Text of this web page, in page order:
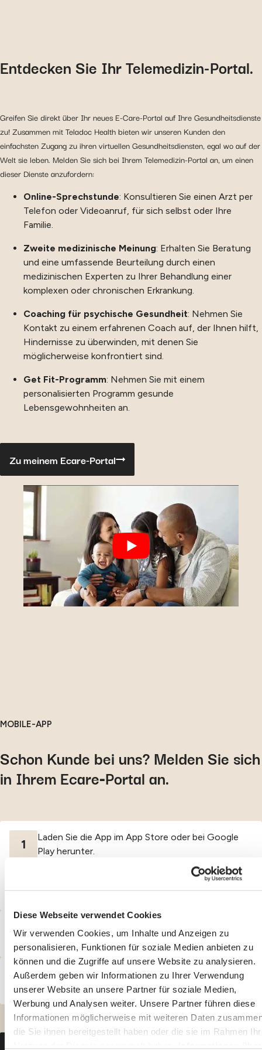
Diese Webseite verwendet Cookies
Wir verwenden Cookies, um Inhalte und Anzeigen zu
personalisieren, Funktionen für soziale Medien anbieten zu
können und die Zugriffe auf unsere Website zu analysieren.
Außerdem geben wir Informationen zu Ihrer Verwendung
unserer Website an unsere Partner für soziale Medien,
Werbung und Analysen weiter. Unsere Partner führen diese
Informationen möglicherweise mit weiteren Daten
die Sie ihnen bereitgestellt haben oder die sie im Rahmen
Entdecken Sie Ihr Telemedizin-Portal.
Greifen Sie direkt über Ihr neues E-Care-Portal auf Ihre Gesundheitsdienste
zu! Zusammen mit Teladoc Health bieten wir unseren Kunden den
einfachsten Zugang zu ihren virtuellen Gesundheitsdiensten, egal wo auf der
Welt sie leben. Melden Sie sich bei Ihrem Telemedizin-Portal an, um einen
dieser Dienste anzufordern:
Online-Sprechstunde: Konsultieren Sie einen Arzt per
Telefon oder Videoanruf, für sich selbst oder Ihre
Familie.
Zweite medizinische Meinung: Erhalten Sie Beratung
und eine umfassende Beurteilung durch einen
medizinischen Experten zu Ihrer Behandlung einer
komplexen oder chronischen Erkrankung.
Coaching für psychische Gesundheit: Nehmen Sie
Kontakt zu einem erfahrenen Coach auf, der Ihnen hilft,
Hindernisse zu überwinden, mit denen Sie
möglicherweise konfrontiert sind.
Get Fit-Programm: Nehmen Sie mit einem
personalisierten Programm gesunde
Lebensgewohnheiten an.
Zu meinem Ecare-Portal
MOBILE-APP
Schon Kunde bei uns? Melden Sie sich
in Ihrem Ecare‑Portal an.
1
Laden Sie die App im App Store oder bei Google
Play herunter.
App store Google Play
2
Ihrer Versichertennummer.
3
Nutzen Sie Ihr Konto, um Termine für sich und Ihre
Familie zu verwalten.